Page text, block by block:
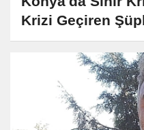
Krizi Geçiren
Bıçakladı!